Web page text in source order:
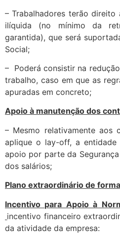
– Trabalhadores terão
ilíquida (no mínimo da
garantida), que será
Social;
– Poderá consistir na
trabalho, caso em que as
apuradas em concreto;
Apoio à manutenção dos
– Mesmo relativamente aos
aplique o lay-off, a entidade
apoio por parte da
dos salários;
Plano extraordinário de
Incentivo para Apoio à
incentivo financeiro
da atividade da empresa: